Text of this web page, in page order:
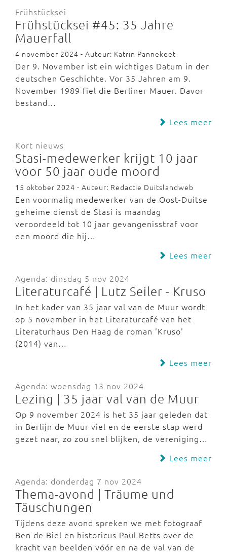
Frühstücksei
Frühstücksei #45: 35 Jahre
Mauerfall
4 november 2024 - Auteur: Katrin Pannekeet
Der 9. November ist ein wichtiges Datum in der
deutschen Geschichte. Vor 35 Jahren am 9.
November 1989 fiel die Berliner Mauer. Davor
bestand…
Lees meer
Kort nieuws
Stasi-medewerker krijgt 10 jaar
voor 50 jaar oude moord
15 oktober 2024 - Auteur: Redactie Duitslandweb
Een voormalig medewerker van de Oost-Duitse
geheime dienst de Stasi is maandag
veroordeeld tot 10 jaar gevangenisstraf voor
een moord die hij…
Lees meer
Agenda: dinsdag 5 nov 2024
Literaturcafé | Lutz Seiler - Kruso
In het kader van 35 jaar val van de Muur wordt
op 5 november in het Literaturcafé van het
Literaturhaus Den Haag de roman 'Kruso'
(2014) van…
Lees meer
Agenda: woensdag 13 nov 2024
Lezing | 35 jaar val van de Muur
Op 9 november 2024 is het 35 jaar geleden dat
in Berlijn de Muur viel en de eerste stap werd
gezet naar, zo zou snel blijken, de vereniging…
Lees meer
Agenda: donderdag 7 nov 2024
Thema-avond | Träume und
Täuschungen
Tijdens deze avond spreken we met fotograaf
Ben de Biel en historicus Paul Betts over de
kracht van beelden vóór en na de val van de